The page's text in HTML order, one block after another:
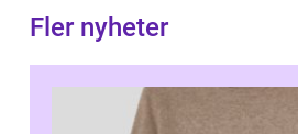
Fler nyheter